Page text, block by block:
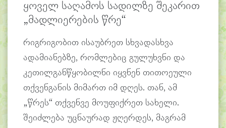
ყოველ საღამოს სადილზე შეკარით
„მადლიერების წრე“
რიგრიგობით ისაუბრეთ სხვადასხვა
ადამიანებზე, რომლებიც გულუხვნი და
კეთილგანწყობილნი იყვნენ თითოეული
თქვენგანის მიმართ იმ დღეს. თან, ამ
„წრეს“ თქვენვე მოუფიქრეთ სახელი.
შეიძლება უცნაურად ჟღერდეს, მაგრამ